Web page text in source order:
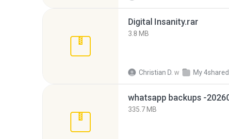
Digital Insanity.rar
3.8 MB
Christian D. w My 4shared
335.7 MB